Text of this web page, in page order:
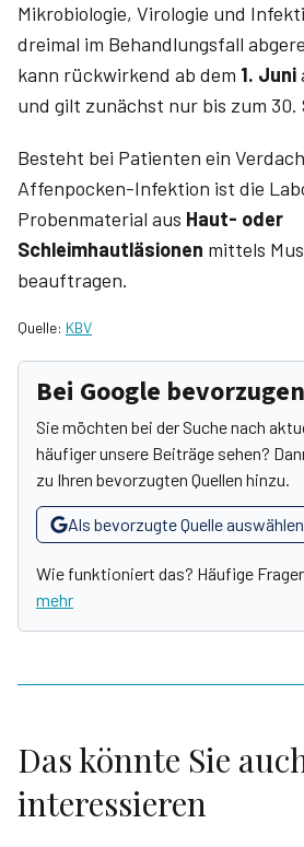
Mikrobiologie, Virologie und
dreimal im Behandlungsfall
kann rückwirkend ab dem 1. Juni
und gilt zunächst nur bis zum 30.
Besteht bei Patienten ein
Affenpocken-Infektion ist die
Probenmaterial aus Haut- oder
Schleimhautläsionen mittels
beauftragen.
Quelle: KBV
Bei Google bevorzugen
Sie möchten bei der Suche nach
häufiger unsere Beiträge sehen?
zu Ihren bevorzugten Quellen hinzu.
Als bevorzugte Quelle auswählen
Wie funktioniert das? Häufige
mehr
Das könnte Sie
interessieren